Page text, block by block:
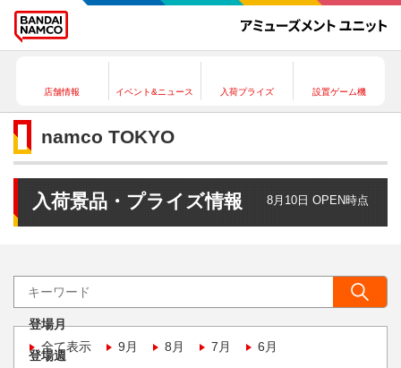
店舗情報 イベント&ニュース 入荷プライズ 設置ゲーム機
namco TOKYO
入荷景品・プライズ情報 8月10日 OPEN時点
登場月
全て表示
9月 8月 7月 6月
登場週